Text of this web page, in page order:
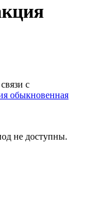
с
обыкновенная
не доступны.